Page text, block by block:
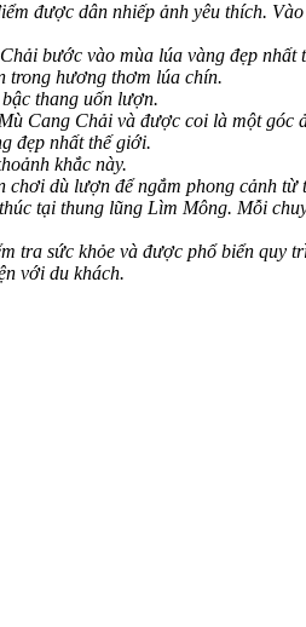
được dân nhiếp ảnh yêu thích.
bước vào mùa lúa vàng đẹp nhất
trong hương thơm lúa chín.
thang uốn lượn.
Cang Chải và được coi là một
đẹp nhất thế giới.
khắc này.
dù lượn để ngắm phong cảnh từ
tại thung lũng Lìm Mông. Mỗi
tra sức khỏe và được phổ biển quy
với du khách.